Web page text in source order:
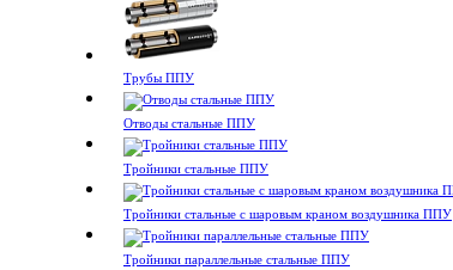
Трубы ППУ
Отводы стальные ППУ
Тройники стальные ППУ
Тройники стальные с шаровым краном воздушника ППУ
Тройники параллельные стальные ППУ